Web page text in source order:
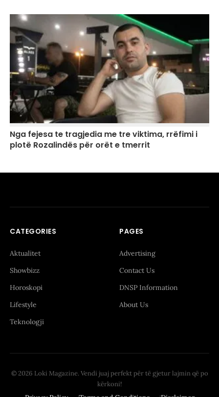
Nga fejesa te tragjedia me tre viktima, rrëfimi i
plotë Rozalindës për orët e tmerrit
CATEGORIES
Aktualitet
Showbizz
Horoskopi
Lifestyle
Teknologji
PAGES
Advertising
Contact Us
DNSP Information
About Us
© 2026 Loki Magazine. Vendi juaj perfekt për të gjetur lajmin që po
kërkoni!